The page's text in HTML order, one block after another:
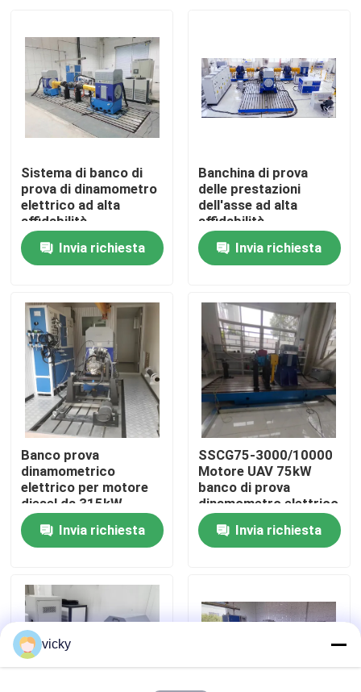
Casa.
Chi Siamo
Visita alla fabbrica
Controllo della qualità
Contattaci
Notizie
Casi
Dinamometro di coppia di torsione
Sistema di banco di
prova di dinamometro
elettrico ad alta
affidabilità
Invia richiesta
Banchina di prova
delle prestazioni
dell'asse ad alta
affidabilità
Invia richiesta
Banco prova
dinamometrico
elettrico per motore
diesel da 315kW
SSCD315-1500-3800
Invia richiesta
SSCG75-3000/10000
Motore UAV 75kW
banco di prova
dinamometro elettrico
Invia richiesta
vicky